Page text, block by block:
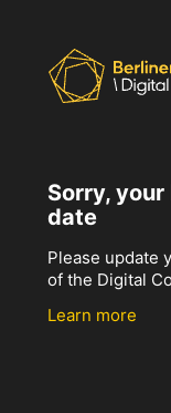
Sorry,
date
Please update
of the Digital
Learn more